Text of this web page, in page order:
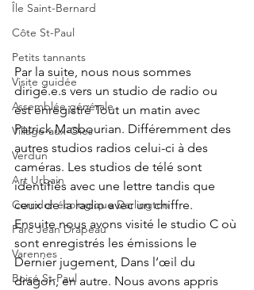
Île Saint-Bernard
Côte St-Paul
Petits tannants
Visite guidée
Assemblée générale
Village-aux-Oies
Verdun
Art Urbain
Corridor écologique Darlington
Parc Jean Drapeau
Varennes
Boisé St-Paul
Par la suite, nous nous sommes
dirigé.e.s vers un studio de radio ou
est enregistré Tout un matin avec
Patrick Masbourian. Différemment des
autres studios radios celui-ci à des
caméras. Les studios de télé sont
identifiés avec une lettre tandis que
ceux de la radio avec un chiffre.
Ensuite nous avons visité le studio C où
sont enregistrés les émissions le
Dernier jugement, Dans l’œil du
dragon, en autre. Nous avons appris